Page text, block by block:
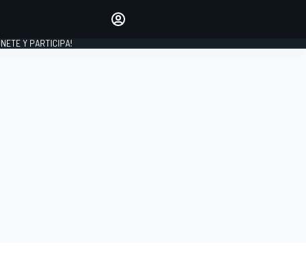
Y PARTICIPA!